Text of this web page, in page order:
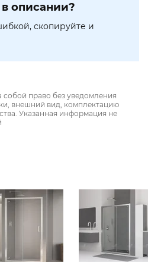
описании?
скопируйте и
собой право без уведомления
внешний вид, комплектацию
Указанная информация не